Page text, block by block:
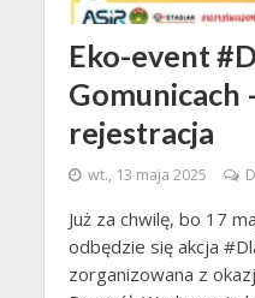
Eko-event
Gomunicach
rejestracja
wt., 13 maja 2025
Już za chwilę, bo 17
odbędzie się akcja
zorganizowana z